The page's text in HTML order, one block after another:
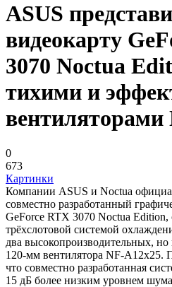
ASUS
видеокарту
3070 Noctua
тихими и
вентиляторами
0
673
Картинки
Компании ASUS и Noctua
совместно разработанный
GeForce RTX 3070 Noctua
трёхслотовой системой
два высокопроизводительных,
120-мм вентилятора NF-A12x25.
что совместно разработанная
15 дБ более низким уровнем